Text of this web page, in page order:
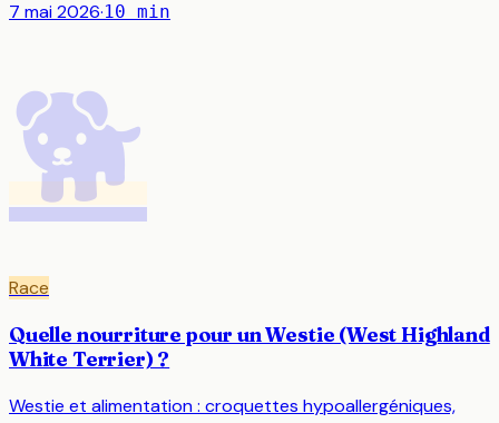
7 mai 2026·10 min
🐕
Race
Quelle nourriture pour un Westie (West Highland
White Terrier) ?
Westie et alimentation : croquettes hypoallergéniques,